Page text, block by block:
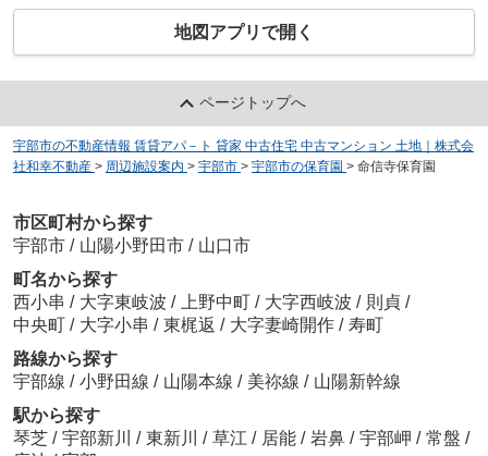
地図アプリで開く
ページトップへ
宇部市の不動産情報 賃貸アパ－ト 貸家 中古住宅 中古マンション 土地｜株式会
社和幸不動産 > 周辺施設案内 > 宇部市 > 宇部市の保育園 > 命信寺保育園
市区町村から探す
宇部市 / 山陽小野田市 / 山口市
町名から探す
西小串 / 大字東岐波 / 上野中町 / 大字西岐波 / 則貞 /
中央町 / 大字小串 / 東梶返 / 大字妻崎開作 / 寿町
路線から探す
宇部線 / 小野田線 / 山陽本線 / 美祢線 / 山陽新幹線
駅から探す
琴芝 / 宇部新川 / 東新川 / 草江 / 居能 / 岩鼻 / 宇部岬 / 常盤 /